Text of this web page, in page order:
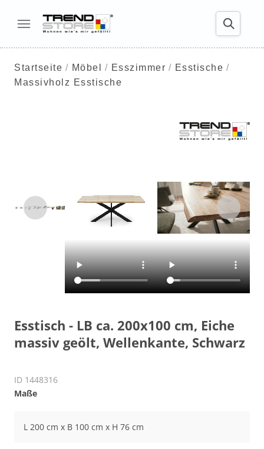
Startseite Möbel Esszimmer
Esstische
Massivholz Esstische
Esstisch - LB ca. 200x100 cm, Eiche
massiv geölt, Wellenkante, Schwarz
ID 1448316
Maße
L 200 cm x B 100 cm x H 76 cm